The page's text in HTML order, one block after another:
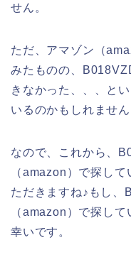
せん。
ただ、アマゾン（
みたものの、
きなかった、、、と
いるのかもしれません
なので、これから、
（amazon）で探し
ただきますね♪もし
（amazon）で探し
幸いです。